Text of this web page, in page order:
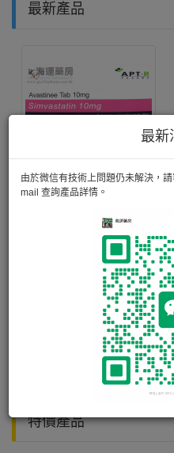
最新
由於微信有技術上問題仍未解決，
mail 查詢產品詳情。
最新產品
AVASTINEE TAB 10MG
皮下水 COMPOUND SODIUM LACTATE INTRAVENOUS INFUSION B·P· (HARTMANN'S SOLUTION)
特價產品